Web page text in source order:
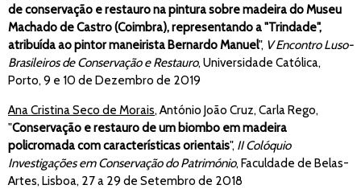
de conservação e restauro na pintura sobre madeira do Museu
Machado de Castro (Coimbra), representando a "Trindade",
atribuída ao pintor maneirista Bernardo Manuel", V Encontro Luso-
Brasileiros de Conservação e Restauro, Universidade Católica,
Porto, 9 e 10 de Dezembro de 2019
Ana Cristina Seco de Morais, António João Cruz, Carla Rego,
"Conservação e restauro de um biombo em madeira
policromada com características orientais", II Colóquio
Investigações em Conservação do Património, Faculdade de Belas-
Artes, Lisboa, 27 a 29 de Setembro de 2018